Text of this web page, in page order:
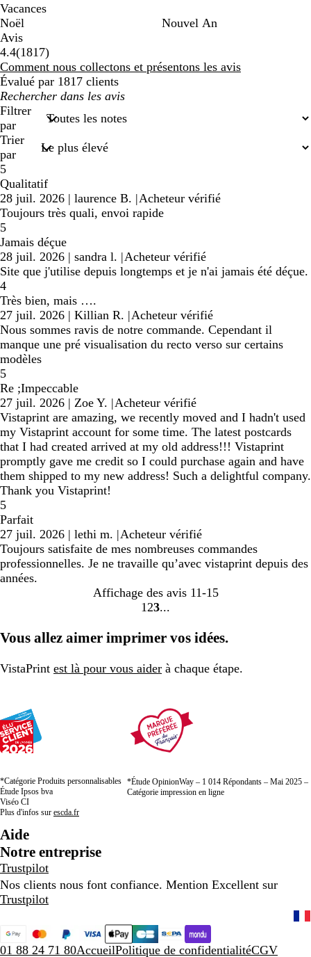
Vacances
Noël
Nouvel An
Avis
4.4(18171817
avis
)
Comment nous collectons et présentons les avis
Évalué par 1817 clients
Mes
recherches
saisies
Filtrer
par
Trier
par
5
Qualitatif
28 juil. 2026 | laurence B. |Acheteur vérifié
Toujours très quali, envoi rapide
5
Jamais déçue
28 juil. 2026 | sandra l. |Acheteur vérifié
Site que j'utilise depuis longtemps et je n'ai jamais été déçue.
4
Très bien, mais ….
27 juil. 2026 | Killian R. |Acheteur vérifié
Nous sommes ravis de notre commande. Cependant il
manque une pré visualisation du recto verso sur certains
modèles
5
Re ;Impeccable
27 juil. 2026 | Zoe Y. |Acheteur vérifié
Vistaprint are amazing, we recently moved and I hadn't used
my Vistaprint account for some time. The latest postcards
that I had created arrived at my old address!!! Vistaprint
promptly gave me credit so I could purchase again and have
them shipped to my new address! Such a delightful company.
Thank you Vistaprint!
5
Parfait
27 juil. 2026 | lethi m. |Acheteur vérifié
Toujours satisfaite de mes nombreuses commandes
professionnelles. Je ne travaille qu’avec vistaprint depuis des
années.
Affichage des avis 11-15
aller
la
1
1 aller
la
2
2 aller
la
3
3
Vous allez aimer imprimer vos idées.
VistaPrint est là pour vous aider à chaque étape.
*Catégorie Produits personnalisables
Étude Ipsos bva
Viséo CI
Plus d'infos sur escda.fr
*Étude OpinionWay – 1 014 Répondants – Mai 2025 –
Catégorie impression en ligne
Aide
Notre entreprise
Trustpilot
Nos clients nous font confiance. Mention Excellent sur
Trustpilot
01 88 24 71 80AccueilPolitique de confidentialitéCGV